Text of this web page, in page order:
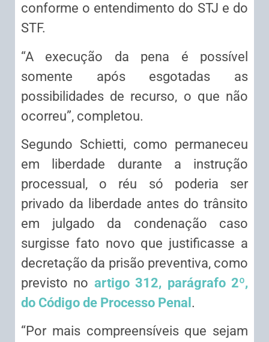
conforme o entendimento do STJ e do
STF.
“A execução da pena é possível
somente após esgotadas as
possibilidades de recurso, o que não
ocorreu”, completou.
Segundo Schietti, como permaneceu
em liberdade durante a instrução
processual, o réu só poderia ser
privado da liberdade antes do trânsito
em julgado da condenação caso
surgisse fato novo que justificasse a
decretação da prisão preventiva, como
previsto no artigo 312, parágrafo 2º,
do Código de Processo Penal .
“Por mais compreensíveis que sejam